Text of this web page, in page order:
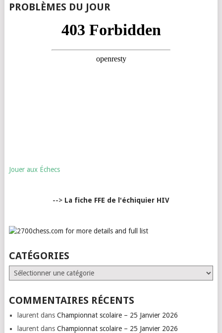
PROBLÈMES DU JOUR
Jouer aux Échecs
--> La fiche FFE de l'échiquier HIV
CATÉGORIES
Catégories
COMMENTAIRES RÉCENTS
laurentdans Championnat scolaire – 25 Janvier 2026
laurentdans Championnat scolaire – 25 Janvier 2026